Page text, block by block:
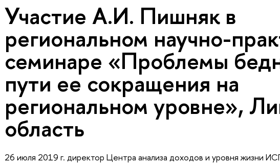
Участие А.И. Пишняк в
региональном научно-
семинаре «Проблемы
пути ее сокращения на
региональном уровне»,
область
26 июля 2019 г. директор Центра анализа доходов и уровня жизни